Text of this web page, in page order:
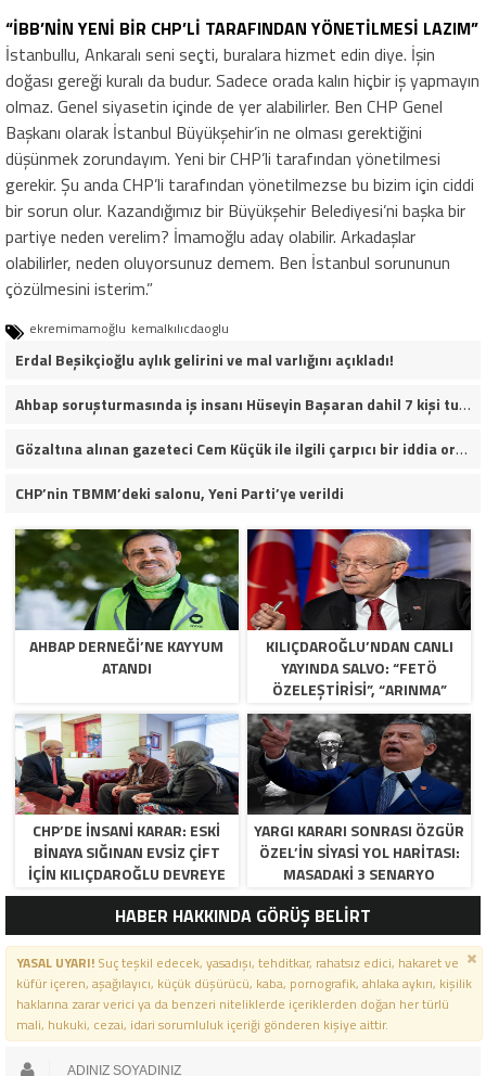
“İBB’NİN YENİ BİR CHP’Lİ TARAFINDAN YÖNETİLMESİ LAZIM”
İstanbullu, Ankaralı seni seçti, buralara hizmet edin diye. İşin
doğası gereği kuralı da budur. Sadece orada kalın hiçbir iş yapmayın
olmaz. Genel siyasetin içinde de yer alabilirler. Ben CHP Genel
Başkanı olarak İstanbul Büyükşehir’in ne olması gerektiğini
düşünmek zorundayım. Yeni bir CHP’li tarafından yönetilmesi
gerekir. Şu anda CHP’li tarafından yönetilmezse bu bizim için ciddi
bir sorun olur. Kazandığımız bir Büyükşehir Belediyesi’ni başka bir
partiye neden verelim? İmamoğlu aday olabilir. Arkadaşlar
olabilirler, neden oluyorsunuz demem. Ben İstanbul sorununun
çözülmesini isterim.”
ekremimamoğlu kemalkılıcdaoglu
Erdal Beşikçioğlu aylık gelirini ve mal varlığını açıkladı!
Ahbap soruşturmasında iş insanı Hüseyin Başaran dahil 7 kişi tutuklandı.
Gözaltına alınan gazeteci Cem Küçük ile ilgili çarpıcı bir iddia ortaya atıldı.
CHP’nin TBMM’deki salonu, Yeni Parti’ye verildi
AHBAP DERNEĞI’NE KAYYUM
ATANDI
KILIÇDAROĞLU’NDAN CANLI
YAYINDA SALVO: “FETÖ
ÖZELEŞTIRISI”, “ARINMA”
RESTI VE KURULTAY TAKVIMI!
CHP’DE İNSANI KARAR: ESKI
BINAYA SIĞINAN EVSIZ ÇIFT
İÇIN KILIÇDAROĞLU DEVREYE
GIRDI!
YARGI KARARI SONRASI ÖZGÜR
ÖZEL’IN SIYASI YOL HARITASI:
MASADAKI 3 SENARYO
HABER HAKKINDA GÖRÜŞ BELİRT
YASAL UYARI!Suç teşkil edecek, yasadışı, tehditkar, rahatsız edici, hakaret ve
küfür içeren, aşağılayıcı, küçük düşürücü, kaba, pornografik, ahlaka aykırı, kişilik
haklarına zarar verici ya da benzeri niteliklerde içeriklerden doğan her türlü
mali, hukuki, cezai, idari sorumluluk içeriği gönderen kişiye aittir.